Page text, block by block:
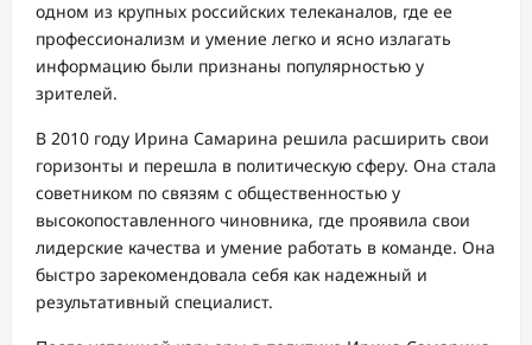
одном из крупных российских телеканалов, где ее
профессионализм и умение легко и ясно излагать
информацию были признаны популярностью у
зрителей.
В 2010 году Ирина Самарина решила расширить свои
горизонты и перешла в политическую сферу. Она стала
советником по связям с общественностью у
высокопоставленного чиновника, где проявила свои
лидерские качества и умение работать в команде. Она
быстро зарекомендовала себя как надежный и
результативный специалист.